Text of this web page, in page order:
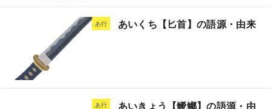
あ行 あいくち【匕首】の語源・由来
あ行 あいきょう【鱫鱜】の語源・由